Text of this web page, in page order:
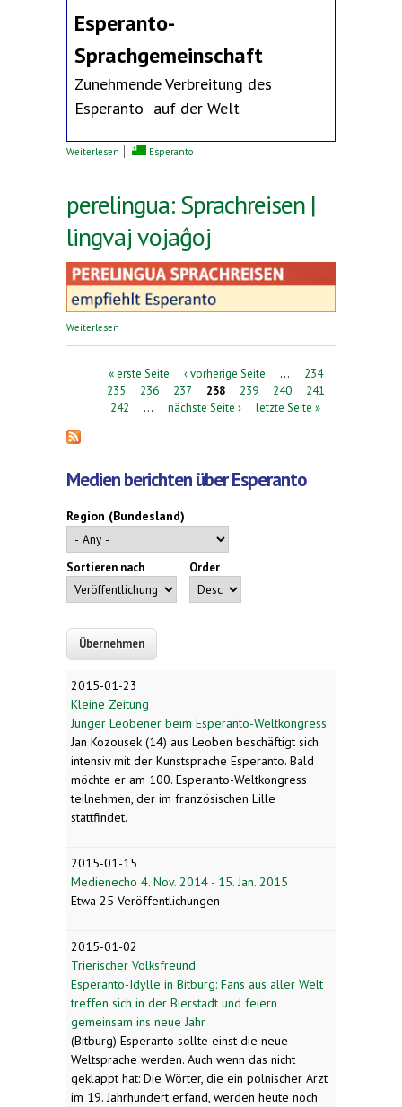
Esperanto-
Sprachgemeinschaft
Zunehmende Verbreitung des
Esperanto auf der Welt
Weiterlesen über Erklärung des Deutschen Esperanto-Bundes
Esperanto
perelingua: Sprachreisen |
lingvaj vojaĝoj
Weiterlesen
Seiten« erste Seite ‹ vorherige Seite …
234
235
236 237 238 239 240
241
242
… nächste Seite › letzte Seite »
Medien berichten über Esperanto
Region (Bundesland)
Sortieren nach Order
2015-01-23
Kleine Zeitung
Junger Leobener beim Esperanto-Weltkongress
Jan Kozousek (14) aus Leoben beschäftigt sich
intensiv mit der Kunstsprache Esperanto. Bald
möchte er am 100. Esperanto-Weltkongress
teilnehmen, der im französischen Lille
stattfindet.
2015-01-15
Medienecho 4. Nov. 2014 - 15. Jan. 2015
Etwa 25 Veröffentlichungen
2015-01-02
Trierischer Volksfreund
Esperanto-Idylle in Bitburg: Fans aus aller Welt
treffen sich in der Bierstadt und feiern
gemeinsam ins neue Jahr
(Bitburg) Esperanto sollte einst die neue
Weltsprache werden. Auch wenn das nicht
geklappt hat: Die Wörter, die ein polnischer Arzt
im 19. Jahrhundert erfand, werden heute noch